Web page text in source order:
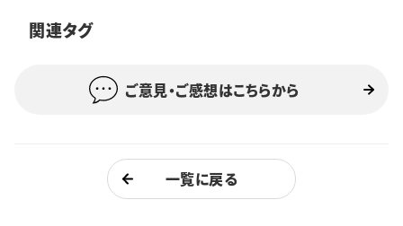
学生記者募集 お問い合わせ
関連タグ
ご意見・ご感想はこちらから
一覧に戻る